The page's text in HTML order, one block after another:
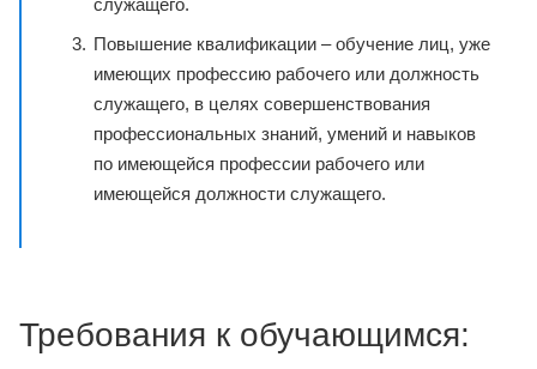
служащего.
Повышение квалификации – обучение лиц, уже
имеющих профессию рабочего или должность
служащего, в целях совершенствования
профессиональных знаний, умений и навыков
по имеющейся профессии рабочего или
имеющейся должности служащего.
Требования к обучающимся: